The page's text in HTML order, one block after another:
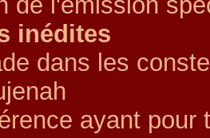
inédites
dans les
ayant